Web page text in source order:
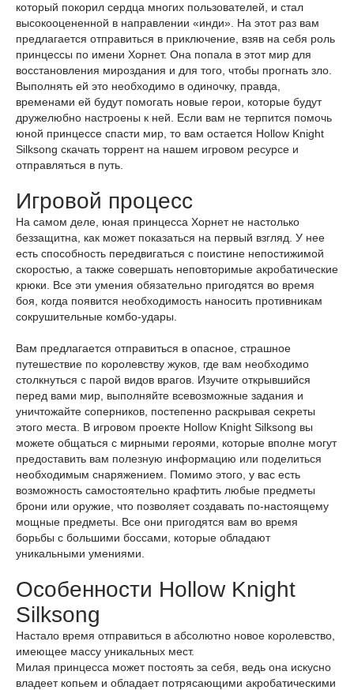
который покорил сердца многих пользователей, и стал
высокооцененной в направлении «инди». На этот раз вам
предлагается отправиться в приключение, взяв на себя роль
принцессы по имени Хорнет. Она попала в этот мир для
восстановления мироздания и для того, чтобы прогнать зло.
Выполнять ей это необходимо в одиночку, правда,
временами ей будут помогать новые герои, которые будут
дружелюбно настроены к ней. Если вам не терпится помочь
юной принцессе спасти мир, то вам остается Hollow Knight
Silksong скачать торрент на нашем игровом ресурсе и
отправляться в путь.
Игровой процесс
На самом деле, юная принцесса Хорнет не настолько
беззащитна, как может показаться на первый взгляд. У нее
есть способность передвигаться с поистине непостижимой
скоростью, а также совершать неповторимые акробатические
крюки. Все эти умения обязательно пригодятся во время
боя, когда появится необходимость наносить противникам
сокрушительные комбо-удары.
Вам предлагается отправиться в опасное, страшное
путешествие по королевству жуков, где вам необходимо
столкнуться с парой видов врагов. Изучите открывшийся
перед вами мир, выполняйте всевозможные задания и
уничтожайте соперников, постепенно раскрывая секреты
этого места. В игровом проекте Hollow Knight Silksong вы
можете общаться с мирными героями, которые вполне могут
предоставить вам полезную информацию или поделиться
необходимым снаряжением. Помимо этого, у вас есть
возможность самостоятельно крафтить любые предметы
брони или оружие, что позволяет создавать по-настоящему
мощные предметы. Все они пригодятся вам во время
борьбы с большими боссами, которые обладают
уникальными умениями.
Особенности Hollow Knight
Silksong
Настало время отправиться в абсолютно новое королевство,
имеющее массу уникальных мест.
Милая принцесса может постоять за себя, ведь она искусно
владеет копьем и обладает потрясающими акробатическими